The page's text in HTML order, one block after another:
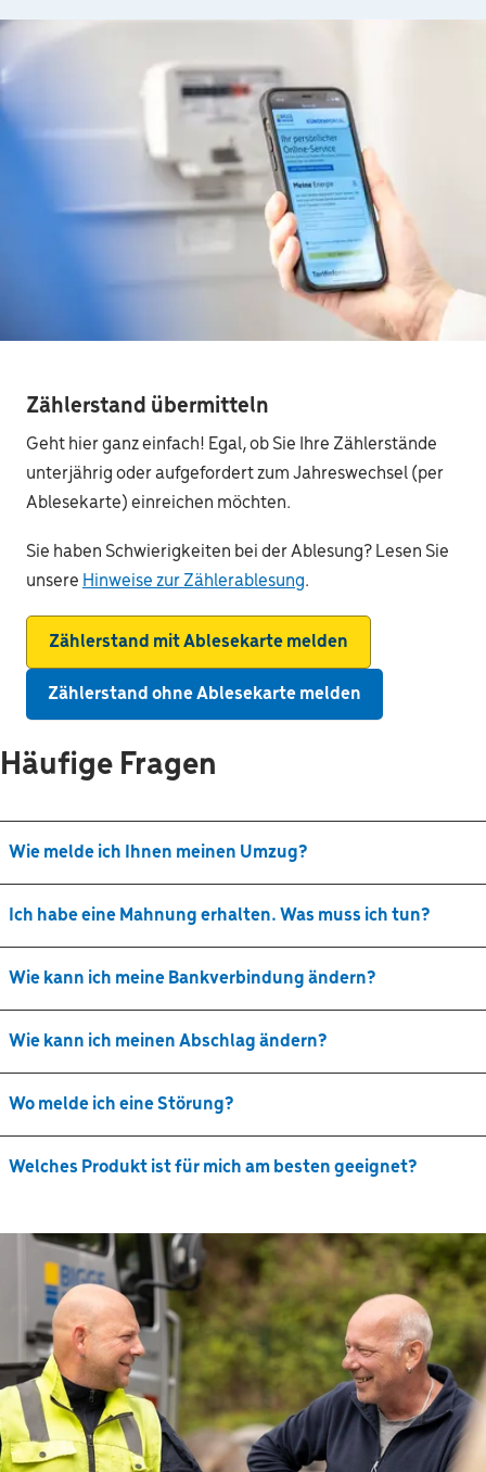
Zählerstand übermitteln
Geht hier ganz einfach! Egal, ob Sie Ihre Zählerstände
unterjährig oder aufgefordert zum Jahreswechsel (per
Ablesekarte) einreichen möchten.
Sie haben Schwierigkeiten bei der Ablesung? Lesen Sie
unsere Hinweise zur Zählerablesung.
Zählerstand mit Ablesekarte melden
Zählerstand ohne Ablesekarte melden
Häufige Fragen
Wie melde ich Ihnen meinen Umzug?
Ich habe eine Mahnung erhalten. Was muss ich tun?
Wie kann ich meine Bankverbindung ändern?
Wie kann ich meinen Abschlag ändern?
Wo melde ich eine Störung?
Welches Produkt ist für mich am besten geeignet?